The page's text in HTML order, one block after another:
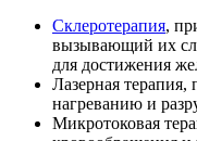
Склеротерапия,
вызывающий их
для достижения
Лазерная терапия,
нагреванию и
Микротоковая